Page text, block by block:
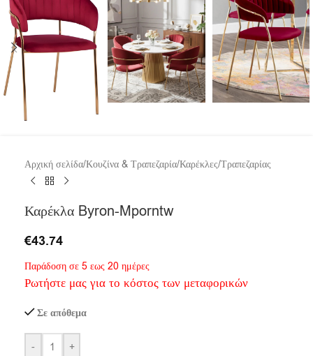
Αρχική σελίδα/Κουζίνα & Τραπεζαρία/Καρέκλες/Τραπεζαρίας
Καρέκλα Byron-Mporntw
€43.74
Παράδοση σε 5 εως 20 ημέρες
Ρωτήστε μας για το κόστος των μεταφορικών
Σε απόθεμα
- +